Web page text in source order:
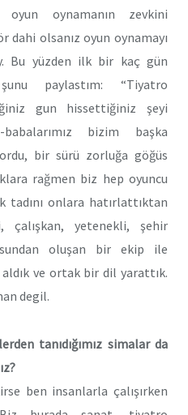
oynamanın zevkini
olsanız oyun oynamayı
Bu yüzden ilk bir kaç gün
paylastım: “Tiyatro
gun hissettiğiniz şeyi
babalarımız bizim başka
bir sürü zorluğa göğüs
rağmen biz hep oyuncu
onlara hatırlattıktan
yetenekli, şehir
oluşan bir ekip ile
aldık ve ortak bir dil yarattık.
degil.
tanıdığımız simalar da
ben insanlarla çalışırken